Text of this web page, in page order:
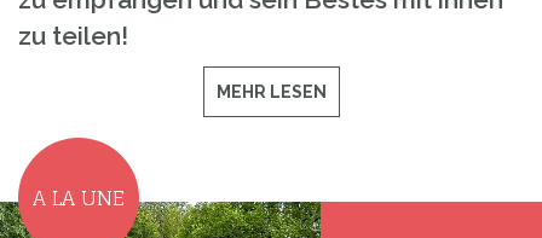
zu teilen!
MEHR LESEN
A LA UNE